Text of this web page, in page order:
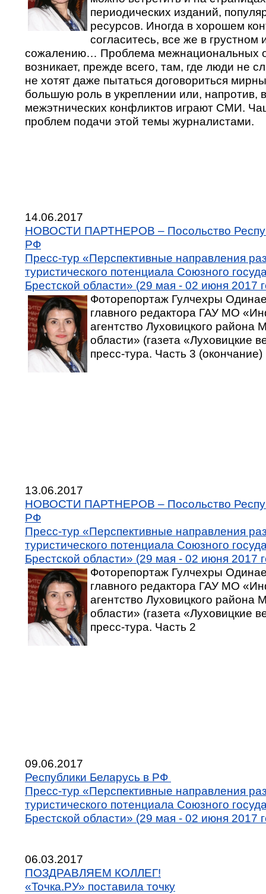
периодических изданий,
ресурсов. Иногда в хорошем
согласитесь, все же в
сожалению… Проблема межнациональных
возникает, прежде всего, там, где люди не
не хотят даже пытаться договориться
большую роль в укреплении или, напротив,
межэтнических конфликтов играют СМИ.
проблем подачи этой темы журналистами.
14.06.2017
НОВОСТИ ПАРТНЕРОВ – Посольство
РФ
Пресс-тур «Перспективные направления
туристического потенциала Союзного
Брестской области» (29 мая - 02 июня 2017
Фоторепортаж Гулчехры
главного редактора ГАУ МО
агентство Луховицкого района
области» (газета «Луховицкие
пресс-тура. Часть 3 (окончание)
13.06.2017
НОВОСТИ ПАРТНЕРОВ – Посольство
РФ
Пресс-тур «Перспективные направления
туристического потенциала Союзного
Брестской области» (29 мая - 02 июня 2017
Фоторепортаж Гулчехры
главного редактора ГАУ МО
агентство Луховицкого района
области» (газета «Луховицкие
пресс-тура. Часть 2
09.06.2017
Республики Беларусь в РФ
Пресс-тур «Перспективные направления
туристического потенциала Союзного
Брестской области» (29 мая - 02 июня 2017
06.03.2017
ПОЗДРАВЛЯЕМ КОЛЛЕГ!
«Точка.РУ» поставила точку